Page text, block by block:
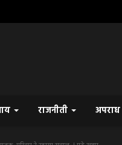
राजनीती अपराध